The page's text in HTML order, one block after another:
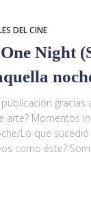
DEL CINE
Night
arte? Momentos
Lo que
como éste?